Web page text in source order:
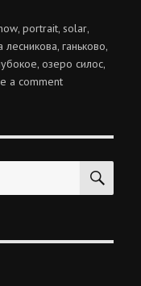
,portrait, solar,
лесникова,ганьково,
,озеро силос,
a commenton
togathering